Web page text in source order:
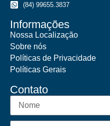
(84) 99655.3837
Informações
Nossa Localização
Sobre nós
Políticas de Privacidade
Políticas Gerais
Contato